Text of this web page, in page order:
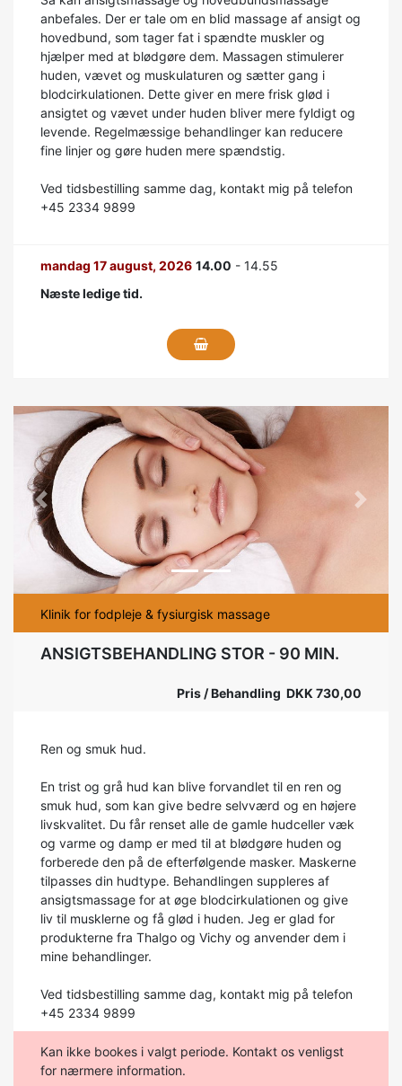
anbefales. Der er tale om en blid massage af ansigt og
hovedbund, som tager fat i spændte muskler og
hjælper med at blødgøre dem. Massagen stimulerer
huden, vævet og muskulaturen og sætter gang i
blodcirkulationen. Dette giver en mere frisk glød i
ansigtet og vævet under huden bliver mere fyldigt og
levende. Regelmæssige behandlinger kan reducere
fine linjer og gøre huden mere spændstig.
Ved tidsbestilling samme dag, kontakt mig på telefon
+45 2334 9899
mandag 17 august, 2026 14.00 - 14.55
Næste ledige tid.
Previous Next
Klinik for fodpleje & fysiurgisk massage
ANSIGTSBEHANDLING STOR - 90 MIN.
Pris / Behandling DKK 730,00
Ren og smuk hud.
En trist og grå hud kan blive forvandlet til en ren og
smuk hud, som kan give bedre selvværd og en højere
livskvalitet. Du får renset alle de gamle hudceller væk
og varme og damp er med til at blødgøre huden og
forberede den på de efterfølgende masker. Maskerne
tilpasses din hudtype. Behandlingen suppleres af
ansigtsmassage for at øge blodcirkulationen og give
liv til musklerne og få glød i huden. Jeg er glad for
produkterne fra Thalgo og Vichy og anvender dem i
mine behandlinger.
Ved tidsbestilling samme dag, kontakt mig på telefon
+45 2334 9899
Kan ikke bookes i valgt periode. Kontakt os venligst
for nærmere information.